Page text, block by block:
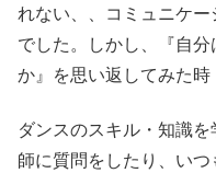
れない、、コミュニケ
でした。しかし、『自
か』を思い返してみた時
ダンスのスキル・知識
師に質問をしたり、い